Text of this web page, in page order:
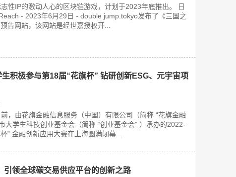
性IP的激动人心的区块链游戏，计划于2023年底推出。 日
- 2023年6月29日 - double jump.tokyo发布了《三国之
告网站，该网站是经世嘉授权开...
积极参与第18届“花旗杯” 钻研创新ESG、元宇宙项
，由花旗金融信息服务（中国）有限公司（简称 “花旗金融
大学生科技创业基金会（简称 “创业基金会” ）承办的2022-
” 金融创新应用大赛在上海圆满闭幕...
领全球碳交易供应平台的创新之路